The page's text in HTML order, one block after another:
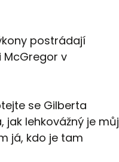
postrádají
McGregor v
se Gilberta
jak lehkovážný je můj
já, kdo je tam